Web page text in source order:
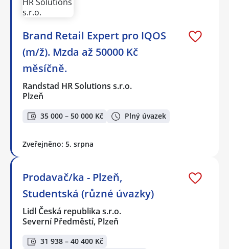
Brand Retail Expert pro IQOS
(m/ž). Mzda až 50000 Kč
měsíčně.
Randstad HR Solutions s.r.o.
Plzeň
35 000 – 50 000 Kč Plný úvazek
Zveřejněno: 5. srpna
Prodavač/ka - Plzeň,
Studentská (různé úvazky)
Lidl Česká republika s.r.o.
Severní Předměstí, Plzeň
31 938 – 40 400 Kč